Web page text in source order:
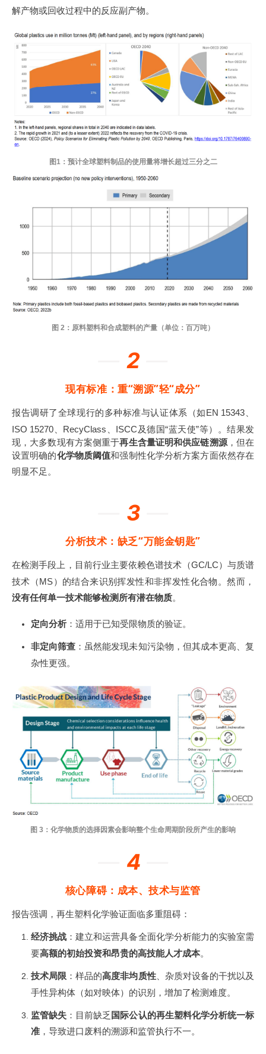
解产物或回收过程中的反应副产物。
图1： 预计全球塑料制品的使用量将增长超过三分之二
图 2：原料塑料和合成塑料的产量（单位：百万吨）
2
现有标准：重“溯源”轻“成分”
报告调研了全球现行的多种标准与认证体系（如EN 15343、
ISO 15270、RecyClass、ISCC及德国“蓝天使”等）
。结果发
现，大多数现有方案侧重于再生含量证明和供应链溯源，但在
设置明确的化学物质阈值和强制性化学分析方案方面依然存在
明显不足 。
3
分析技术：缺乏“万能金钥匙”
在检测手段上，目前行业主要依赖色谱技术（GC/LC）与质谱
技术（MS）的结合来识别挥发性和非挥发性化合物 。然而，
没有任何单一技术能够检测所有潜在物质。
定向分析 ：适用于已知受限物质的验证。
非定向筛查 ：虽然能发现未知污染物，但其成本更高、复
杂性更强。
图 3：化学物质的选择因素会影响整个生命周期阶段所产生的影响
4
核心障碍：成本、技术与监管
报告强调，再生塑料化学验证面临多重阻碍：
经济挑战 ：建立和运营具备全面化学分析能力的实验室需
要高额的初始投资和昂贵的高技能人才成本。
技术局限 ：样品的高度非均质性、杂质对设备的干扰以及
手性异构体（如对映体）的识别，增加了检测难度。
监管缺失 ：目前缺乏 国际公认的再生塑料化学分析统一标
准 ，导致进口废料的溯源和监管执行不一。